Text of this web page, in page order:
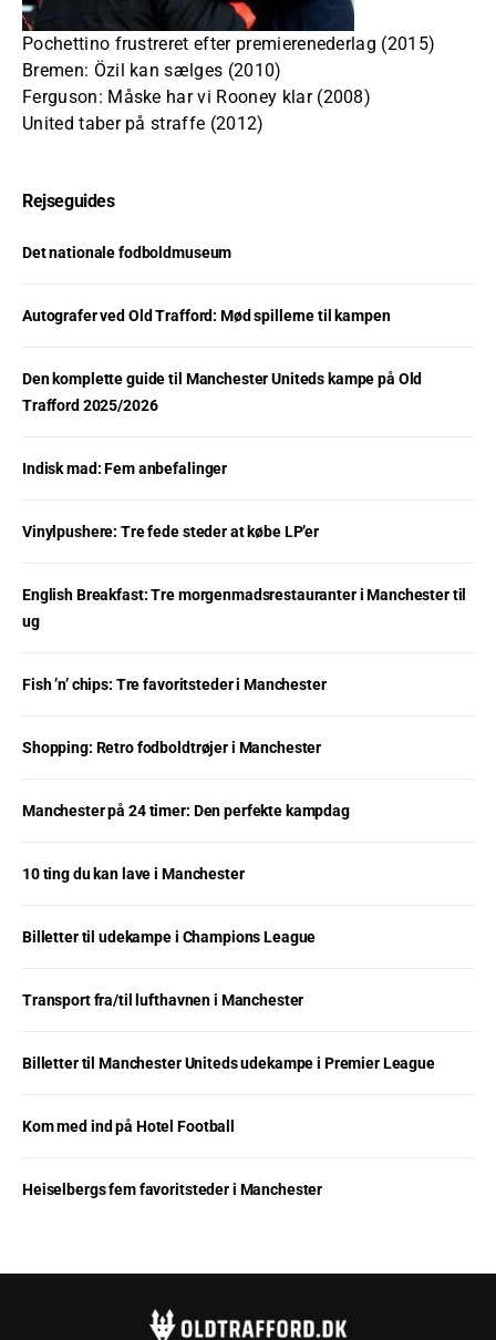
Pochettino frustreret efter premierenederlag (2015)
Bremen: Özil kan sælges (2010)
Ferguson: Måske har vi Rooney klar (2008)
United taber på straffe (2012)
Rejseguides
Det nationale fodboldmuseum
Autografer ved Old Trafford: Mød spillerne til kampen
Den komplette guide til Manchester Uniteds kampe på Old
Trafford 2025/2026
Indisk mad: Fem anbefalinger
Vinylpushere: Tre fede steder at købe LP’er
English Breakfast: Tre morgenmadsrestauranter i Manchester til
ug
Fish ’n’ chips: Tre favoritsteder i Manchester
Shopping: Retro fodboldtrøjer i Manchester
Manchester på 24 timer: Den perfekte kampdag
10 ting du kan lave i Manchester
Billetter til udekampe i Champions League
Transport fra/til lufthavnen i Manchester
Billetter til Manchester Uniteds udekampe i Premier League
Kom med ind på Hotel Football
Heiselbergs fem favoritsteder i Manchester